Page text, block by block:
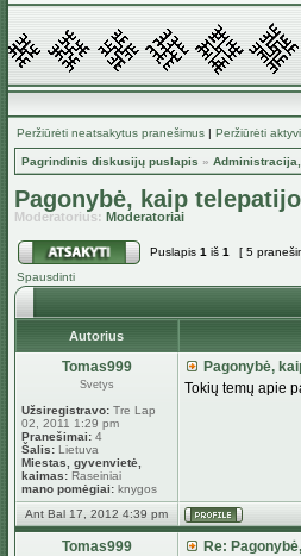
Peržiūrėti neatsakytus pranešimus | Peržiūrėti
Pagrindinis diskusijų puslapis » Administracija,
Pagonybė, kaip
Moderatorius: Moderatoriai
Puslapis 1 iš 1
[ 5
Spausdinti
Autorius
Tomas999
Svetys
Užsiregistravo: Tre Lap
02, 2011 1:29 pm
Pranešimai: 4
Šalis: Lietuva
Miestas, gyvenvietė,
kaimas: Raseiniai
mano pomėgiai: knygos
Pagonybė,
Tokių temų apie
Ant Bal 17, 2012 4:39 pm
Tomas999
Re: